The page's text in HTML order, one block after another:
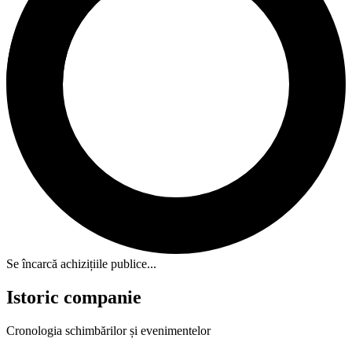
Se încarcă achizițiile publice...
Istoric companie
Cronologia schimbărilor și evenimentelor